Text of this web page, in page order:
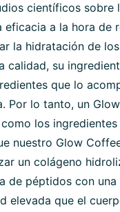
científicos sobre
eficacia a la hora de
la hidratación de
calidad, su
que lo
Por lo tanto, un
los ingredientes
nuestro Glow
un colágeno
de péptidos con una
elevada que el